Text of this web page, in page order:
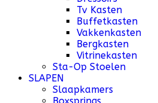
Tv Kasten
Buffetkasten
Vakkenkasten
Bergkasten
Vitrinekasten
Sta-Op Stoelen
SLAPEN
Slaapkamers